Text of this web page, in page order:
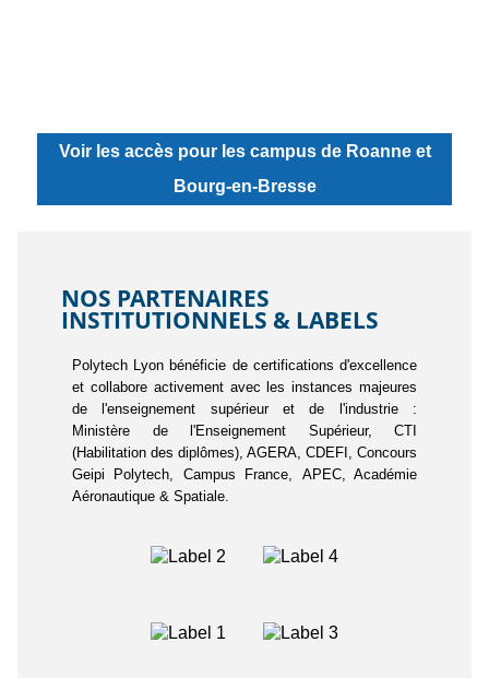
Voir les accès pour les campus de Roanne et
Bourg-en-Bresse
NOS PARTENAIRES
INSTITUTIONNELS & LABELS
Polytech Lyon bénéficie de certifications d'excellence
et collabore activement avec les instances majeures
de l'enseignement supérieur et de l'industrie :
Ministère de l'Enseignement Supérieur, CTI
(Habilitation des diplômes), AGERA, CDEFI, Concours
Geipi Polytech, Campus France, APEC, Académie
Aéronautique & Spatiale.